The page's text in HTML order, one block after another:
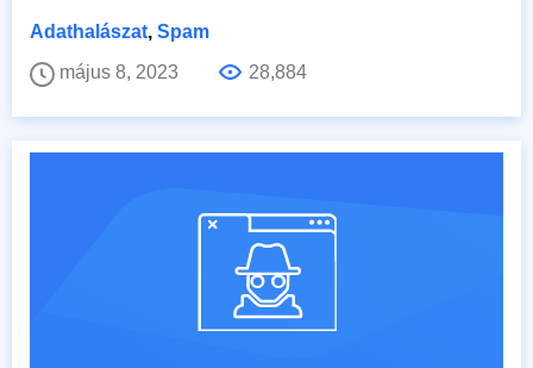
Adathalászat, Spam
május 8, 2023
28,884